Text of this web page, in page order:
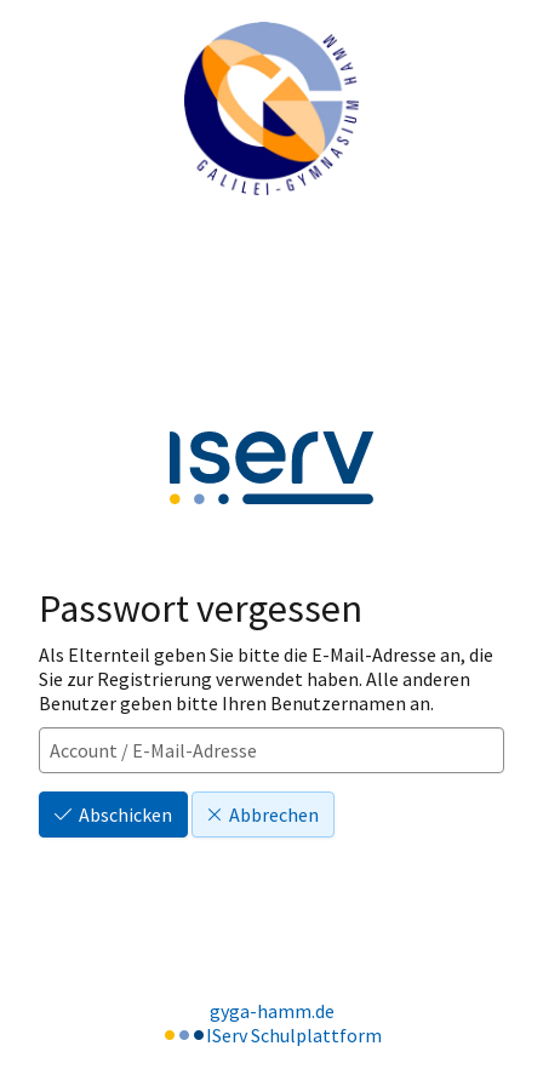
Passwort vergessen
Als Elternteil geben Sie bitte die E-Mail-Adresse an, die
Sie zur Registrierung verwendet haben. Alle anderen
Benutzer geben bitte Ihren Benutzernamen an.
Abschicken Abbrechen
gyga-hamm.de
IServ Schulplattform